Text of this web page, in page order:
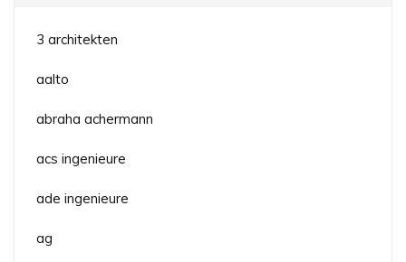
3 architekten
aalto
abraha achermann
acs ingenieure
ade ingenieure
ag